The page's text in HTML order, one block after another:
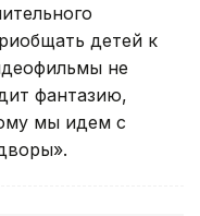
детей к
не
фантазию,
мы идем с